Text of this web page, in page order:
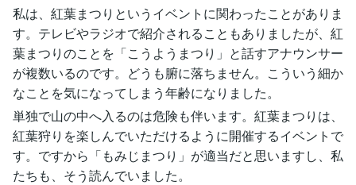
私は、紅葉まつりというイベントに関わったことがありま
す。テレビやラジオで紹介されることもありましたが、紅
葉まつりのことを「こうようまつり」と話すアナウンサー
が複数いるのです。どうも腑に落ちません。こういう細か
なことを気になってしまう年齢になりました。
単独で山の中へ入るのは危険も伴います。紅葉まつりは、
紅葉狩りを楽しんでいただけるように開催するイベントで
す。ですから「もみじまつり」が適当だと思いますし、私
たちも、そう読んでいました。